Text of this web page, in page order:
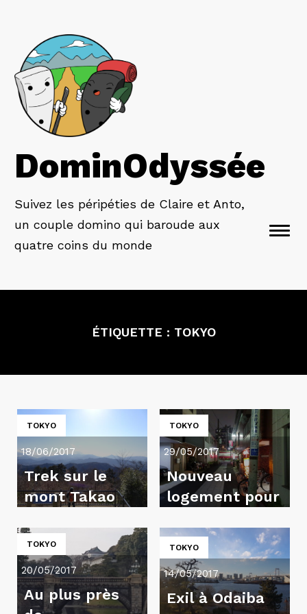
DominOdyssée
Suivez les péripéties de Claire et Anto,
un couple domino qui baroude aux
quatre coins du monde
ÉTIQUETTE : TOKYO
TOKYO
18/06/2017
Trek sur le
mont Takao
TOKYO
29/05/2017
Nouveau
logement pour
vie
TOKYO
20/05/2017
Au plus près
TOKYO
14/05/2017
Exil à Odaiba